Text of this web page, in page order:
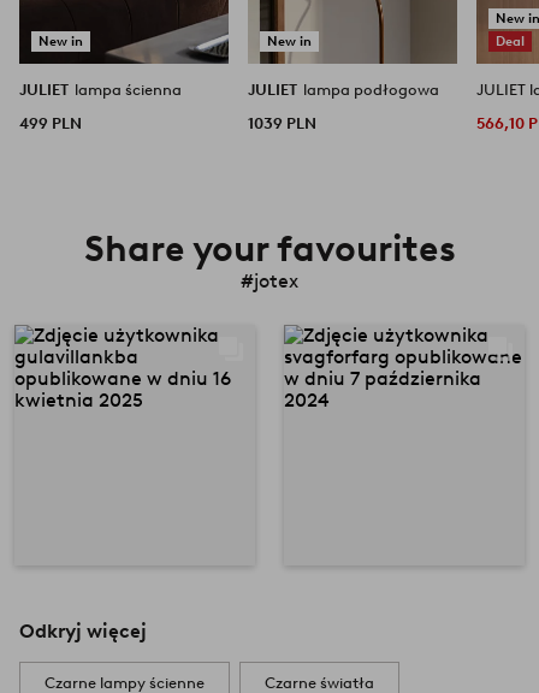
New in
JULIET lampa ścienna
499 PLN
New in
JULIET lampa podłogowa
1039 PLN
New
Deal
JULIET
566,10
Share your favourites
#jotex
Odkryj więcej
Czarne lampy ścienne Czarne światła